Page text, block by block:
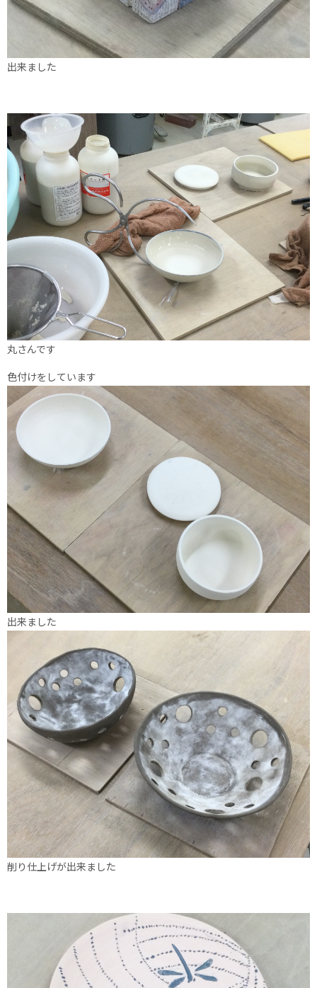
出来ました
丸さんです
色付けをしています
出来ました
削り仕上げが出来ました